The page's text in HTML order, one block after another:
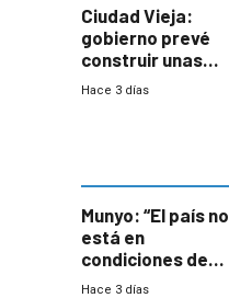
Ciudad Vieja:
gobierno prevé
construir unas
mil viviendas en
Hace 3 días
Munyo: “El país no
está en
condiciones de
enfrentar una
Hace 3 días